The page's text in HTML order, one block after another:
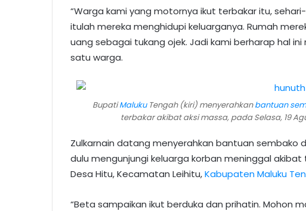
“Warga kami yang motornya ikut terbakar itu,
itulah mereka menghidupi keluarganya. Rumah
uang sebagai tukang ojek. Jadi kami berharap hal
satu warga.
BupatiMalukuTengah (kiri) menyerahkanbantuan
terbakar akibat aksi massa, pada Selasa, 19
Zulkarnain datang menyerahkan bantuan sembako
dulu mengunjungi keluarga korban meninggal
Desa Hitu, Kecamatan Leihitu,Kabupaten Maluku
“Beta sampaikan ikut berduka dan prihatin. Mohon